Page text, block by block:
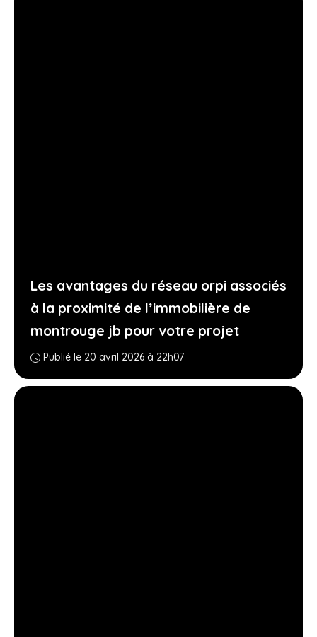
Les avantages du réseau orpi associés
à la proximité de l’immobilière de
montrouge jb pour votre projet
Publié le 20 avril 2026 à 22h07